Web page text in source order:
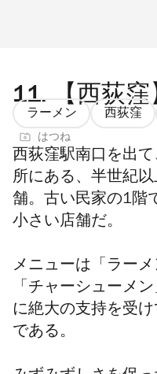
11. 【西荻
ラーメン 西荻窪
はつね
西荻窪駅南口を出
所にある、半世紀
舗。古い民家の1階
小さい店舗だ。
メニューは「ラーメ
「チャーシューメ
に絶大の支持を受け
である。